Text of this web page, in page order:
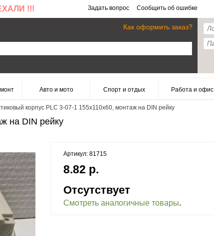
!!! Задать вопрос Сообщить об ошибке
Как оформить заказ?
Авто и мото Спорт и отдых Работа и офис
корпус PLC 3-07-1 155x110x60, монтаж на DIN рейку
на DIN рейку
Артикул: 81715
8.82 р.
Отсутствует
Смотреть аналогичные товары.